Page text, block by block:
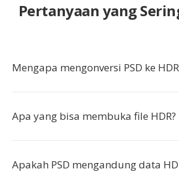
Pertanyaan yang
Mengapa mengonversi PSD ke
Apa yang bisa membuka file HDR?
Apakah PSD mengandung data